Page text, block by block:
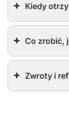
Kiedy
Co zrobić,
Zwroty i